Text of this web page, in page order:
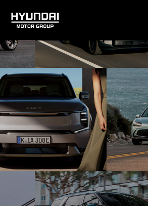
HYUNDAI
MOTOR
GROUP